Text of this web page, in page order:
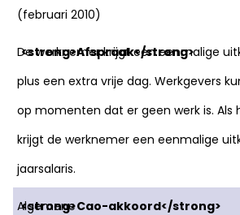
(februari 2010)
De werknemer krijgt een eenmalige
plus een extra vrije dag. Werkgevers
op momenten dat er geen werk is.
krijgt de werknemer een eenmalige
jaarsalaris.
Algemene